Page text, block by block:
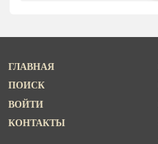
ГЛАВНАЯ
ПОИСК
ВОЙТИ
КОНТАКТЫ